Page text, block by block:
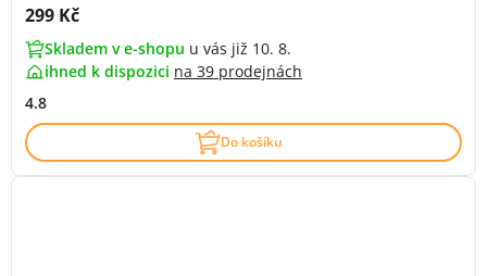
Cena s DPH:
299 Kč
Skladem v e-shopu u vás již 10. 8.
ihned k dispozici na 39 prodejnách
4.8
Do košíku